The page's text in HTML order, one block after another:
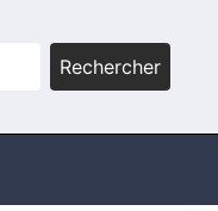
Rechercher